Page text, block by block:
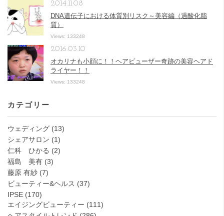
DNA遺伝子における体質別リスク～美容編（過酸化脂
質）
2014.11.08
Views: 133248
オカリナも小顔に！！ヘアビューザー奇跡の美容ヘアド
ライヤー！！
2016.03.10
Views: 133248
カテゴリー
ウェディング (13)
シェアサロン (1)
仁科 ひかる (2)
福島 美有 (3)
藤原 有紗 (7)
ビューティー&ヘルス (37)
IPSE (170)
エイジングビューティー (111)